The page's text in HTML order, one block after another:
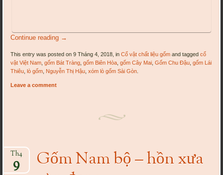
Continue reading →
This entry was posted on 9 Tháng 4, 2018, inCổ vật chất liệu gốm and taggedcổ
vật Việt Nam ,gốm Bát Tràng ,gốm Biên Hòa ,gốm Cây Mai ,Gốm Chu Đậu ,gốm Lái
Thiêu ,lò gốm Nguyễn Thị Hậu ,xóm lò gốm Sài Gòn
Leave a comment
Gốm Nam bộ – hồn xưa
Th4
9